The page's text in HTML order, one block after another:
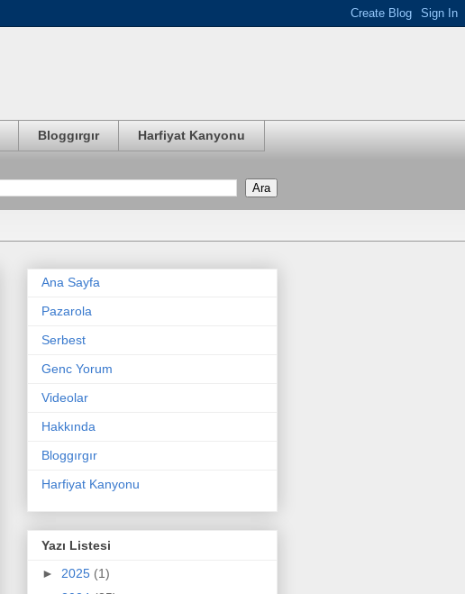
Bloggırgır Harfiyat Kanyonu
Ana Sayfa
Pazarola
Serbest
Genc Yorum
Videolar
Hakkında
Bloggırgır
Harfiyat Kanyonu
Yazı Listesi
► 2025 (1)